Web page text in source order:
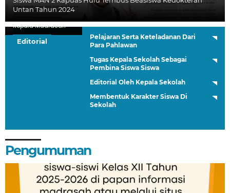
Untan Tahun 2024
Editorial
Kepala Madrasah
Pelajaran Serta Keteladanan Dari
Para Pahlawan
Tugas Kepala Sekolah Sebagai
Pembina Siswa Siswa
Editorial Oleh Kepala Sekolah
Membentuk Karakter Siswa Di
Sekolah
Pengumuman